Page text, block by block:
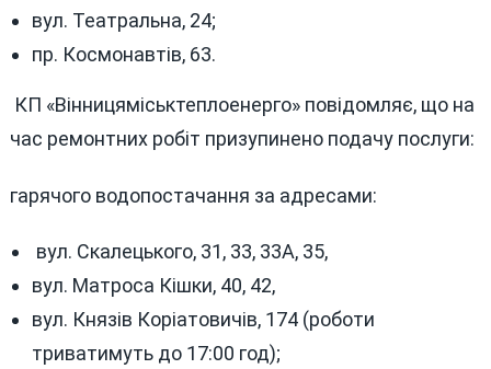
вул. Театральна, 24;
пр. Космонавтів, 63.
КП «Вінницяміськтеплоенерго» повідомляє, що на
час ремонтних робіт призупинено подачу послуги:
гарячого водопостачання за адресами:
вул. Скалецького, 31, 33, 33А, 35,
вул. Матроса Кішки, 40, 42,
вул. Князів Коріатовичів, 174 (роботи
триватимуть до 17:00 год);